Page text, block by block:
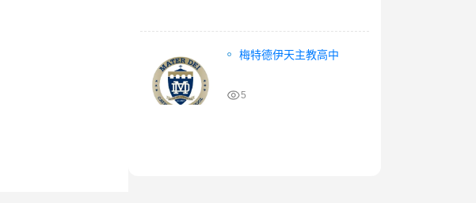
梅特德伊天主教高中
5